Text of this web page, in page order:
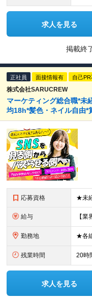
求人を見る
掲載終
正社員 面接情報有 自己
株式会社SARUCREW
マーケティング総合職*未
均18h*髪色・ネイル自由*
応募資格
給与
勤務地
残業時間 20時
求人を見る